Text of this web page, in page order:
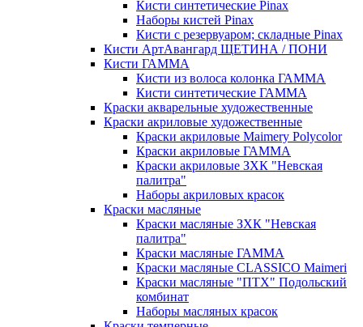
Кисти синтетические Pinax
Наборы кистей Pinax
Кисти с резервуаром; складные Pinax
Кисти АртАвангард ЩЕТИНА / ПОНИ
Кисти ГАММА
Кисти из волоса колонка ГАММА
Кисти синтетические ГАММА
Краски акварельные художественные
Краски акриловые художественные
Краски акриловые Maimery Polycolor
Краски акриловые ГАММА
Краски акриловые ЗХК "Невская
палитра"
Наборы акриловых красок
Краски масляные
Краски масляные ЗХК "Невская
палитра"
Краски масляные ГАММА
Краски масляные CLASSICO Maimeri
Краски масляные "ПТХ" Подольский
комбинат
Наборы масляных красок